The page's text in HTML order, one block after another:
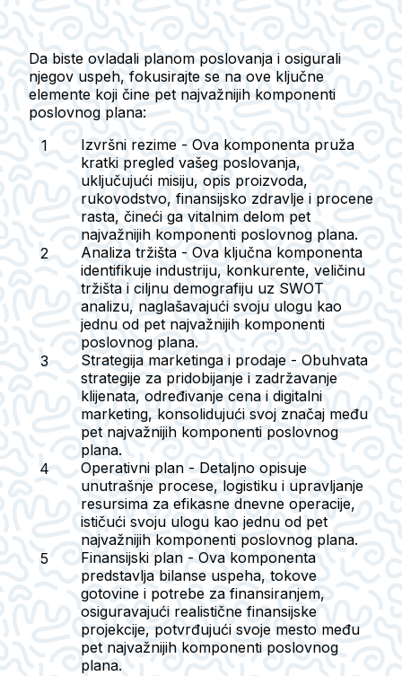
Da biste ovladali planom poslovanja i osigurali
njegov uspeh, fokusirajte se na ove ključne
elemente koji čine pet najvažnijih komponenti
poslovnog plana:
Izvršni rezime - Ova komponenta pruža
kratki pregled vašeg poslovanja,
uključujući misiju, opis proizvoda,
rukovodstvo, finansijsko zdravlje i procene
rasta, čineći ga vitalnim delom pet
najvažnijih komponenti poslovnog plana.
Analiza tržišta - Ova ključna komponenta
identifikuje industriju, konkurente, veličinu
tržišta i ciljnu demografiju uz SWOT
analizu, naglašavajući svoju ulogu kao
jednu od pet najvažnijih komponenti
poslovnog plana.
Strategija marketinga i prodaje - Obuhvata
strategije za pridobijanje i zadržavanje
klijenata, određivanje cena i digitalni
marketing, konsolidujući svoj značaj među
pet najvažnijih komponenti poslovnog
plana.
Operativni plan - Detaljno opisuje
unutrašnje procese, logistiku i upravljanje
resursima za efikasne dnevne operacije,
ističući svoju ulogu kao jednu od pet
najvažnijih komponenti poslovnog plana.
Finansijski plan - Ova komponenta
predstavlja bilanse uspeha, tokove
gotovine i potrebe za finansiranjem,
osiguravajući realistične finansijske
projekcije, potvrđujući svoje mesto među
pet najvažnijih komponenti poslovnog
plana.